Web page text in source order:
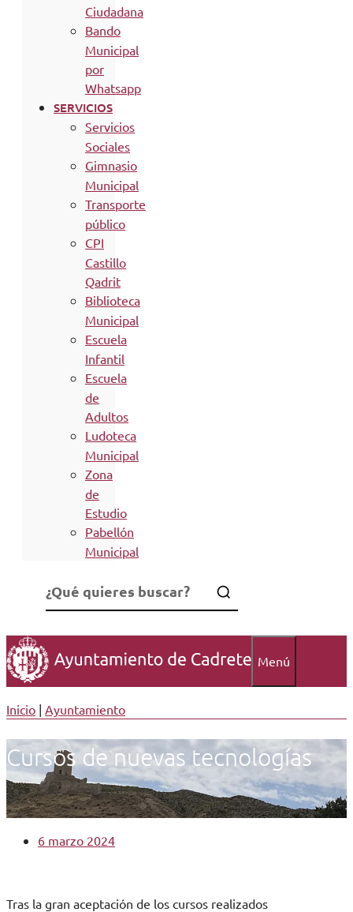
Ciudadana
Bando
Municipal
por
Whatsapp
SERVICIOS
Servicios
Sociales
Gimnasio
Municipal
Transporte
público
CPI
Castillo
Qadrit
Biblioteca
Municipal
Escuela
Infantil
Escuela
de
Adultos
Ludoteca
Municipal
Zona
de
Estudio
Pabellón
Municipal
Menú
Inicio | Ayuntamiento
Cursos de nuevas tecnologías
6 marzo 2024
Tras la gran aceptación de los cursos realizados